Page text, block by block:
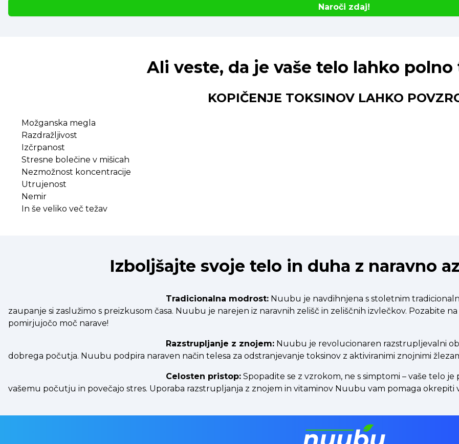
Naroči zdaj!
Ali veste, da je vaše telo lahko
KOPIČENJE TOKSINOV LAHKO
Možganska megla
Razdražljivost
Izčrpanost
Stresne bolečine v mišicah
Nezmožnost koncentracije
Utrujenost
Nemir
In še veliko več težav
Izboljšajte svoje telo in duha z naravno
Tradicionalna modrost: Nuubu je navdihnjena s stoletnim
zaupanje si zaslužimo s preizkusom časa. Nuubu je narejen iz naravnih zelišč in zeliščnih izvlečkov. Pozabite
pomirjujočo moč narave!
Razstrupljanje z znojem: Nuubu je revolucionaren razstrupljevalni
dobrega počutja. Nuubu podpira naraven način telesa za odstranjevanje toksinov z aktiviranimi znojnimi
Celosten pristop: Spopadite se z vzrokom, ne s simptomi – vaše telo
vašemu počutju in povečajo stres. Uporaba razstrupljanja z znojem in vitaminov Nuubu vam pomaga okrepiti